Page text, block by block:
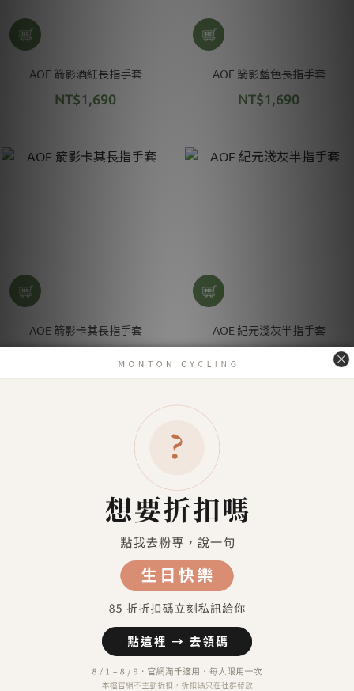
AOE 箭影酒紅長指手套
NT$1,690
AOE 箭影藍色長指手套
NT$1,690
AOE 箭影卡其長指手套 AOE 紀元淺灰半指手套
AOE 紀元深綠半指手套
NT$1,190
AOE 紀元粉色半指手套
NT$1,190